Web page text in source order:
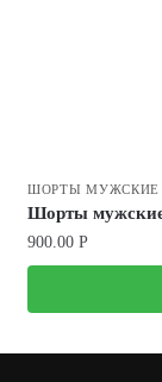
ШОРТЫ МУЖСКИЕ
Шорты
900.00 Р